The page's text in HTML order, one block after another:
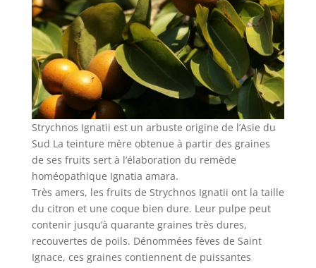
Strychnos Ignatii est un arbuste origine de l’Asie du
Sud La teinture mère obtenue à partir des graines
de ses fruits sert à l’élaboration du remède
homéopathique Ignatia amara.
Très amers, les fruits de Strychnos Ignatii ont la taille
du citron et une coque bien dure. Leur pulpe peut
contenir jusqu’à quarante graines très dures,
recouvertes de poils. Dénommées fèves de Saint
Ignace, ces graines contiennent de puissantes